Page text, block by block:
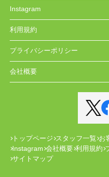
Instagram
利用規約
プライバシーポリシー
会社概要
トップページ スタッフ一覧 お
Instagram 会社概要 利用規約
サイトマップ